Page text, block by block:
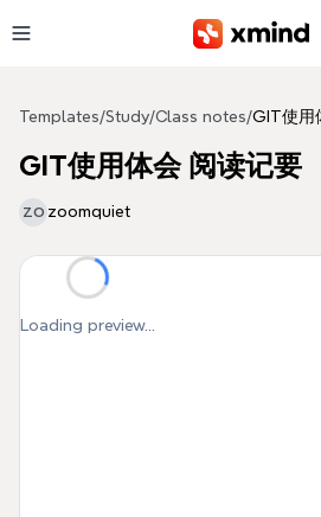
Templates/Study/Class notes/GIT使用
GIT使用体会 阅读记要
ZO zoomquiet
Loading preview...